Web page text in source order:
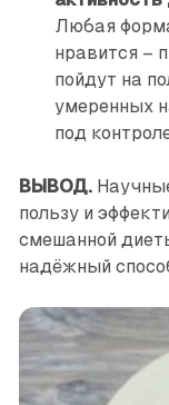
Любая
нравится –
пойдут на
умеренных
под
ВЫВОД.
пользу и
смешанной
надёжный